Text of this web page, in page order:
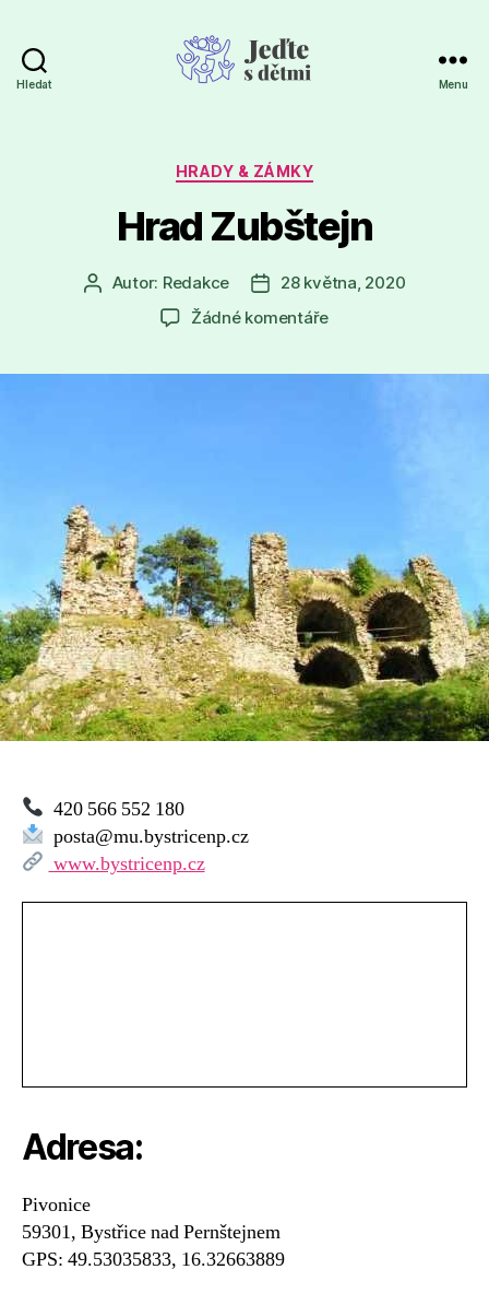
Hledat Menu
Rubriky
HRADY & ZÁMKY
Hrad Zubštejn
Autor
příspěvku
Autor: Redakce
Datum
příspěvku
28 května, 2020
Žádné komentářeu
420 566 552 180
posta@mu.bystricenp.cz
www.bystricenp.cz
Adresa:
Pivonice
59301, Bystřice nad Pernštejnem
GPS: 49.53035833, 16.32663889